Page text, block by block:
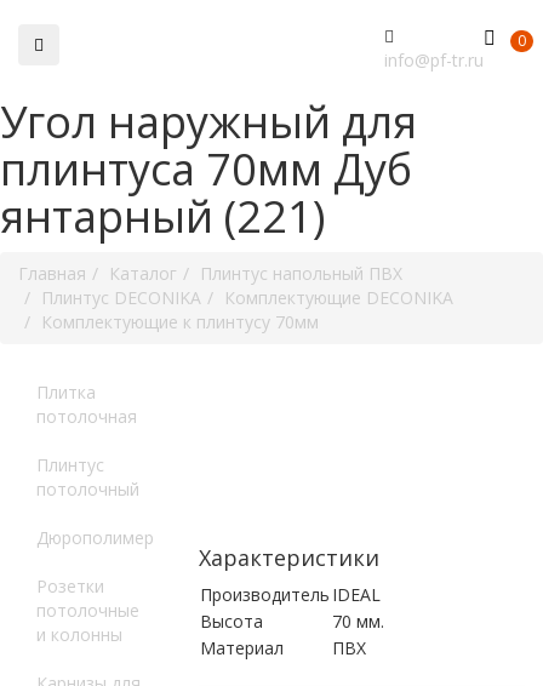
00
info@pf-tr.ru
Угол наружный для
плинтуса 70мм Дуб
янтарный (221)
Главная Каталог
Плинтус напольный ПВХ
Плинтус DECONIKA
Комплектующие DECONIKA
Комплектующие к плинтусу 70мм
Плитка
потолочная
Плинтус
потолочный
Дюрополимер
Розетки
потолочные
и колонны
Характеристики
Производитель IDEAL
Высота
70 мм.
Материал
ПВХ